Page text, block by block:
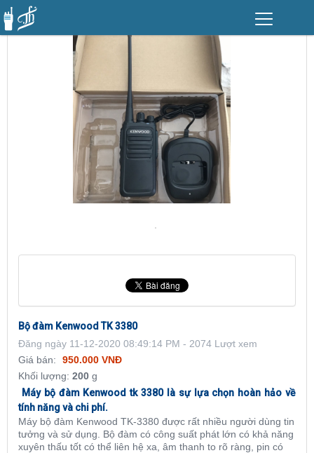
Bộ đàm Kenwood TK 3380
Đăng ngày 11-12-2020 08:49:14 PM - 2074 Lượt xem
Giá bán:
950.000 VNĐ
Khối lượng: 200 g
Máy bộ đàm Kenwood tk 3380 là sự lựa chọn hoàn hảo về
tính năng và chi phí.
Máy bộ đàm Kenwood TK-3380 được rất nhiều người dùng tin
tưởng và sử dụng. Bộ đàm có công suất phát lớn có khả năng
xuyên thấu tốt có thể liên hệ xa, âm thanh to rõ ràng, pin có